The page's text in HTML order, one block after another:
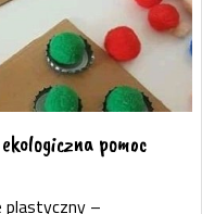
pomoc
plastyczny –